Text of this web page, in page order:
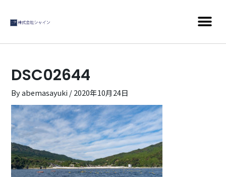
DSC02644
Byabemasayuki /2020年10月24日